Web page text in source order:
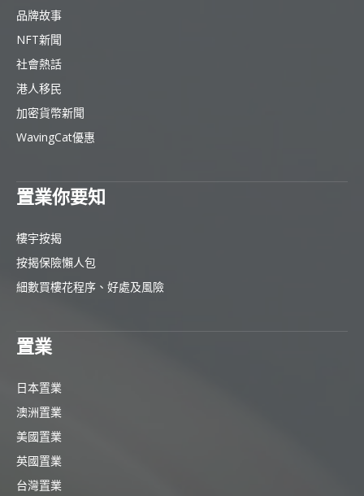
品牌故事
NFT新聞
社會熱話
港人移民
加密貨幣新聞
WavingCat優惠
置業你要知
樓宇按揭
按揭保險懶人包
細數買樓花程序、好處及風險
置業
日本置業
澳洲置業
美國置業
英國置業
台灣置業